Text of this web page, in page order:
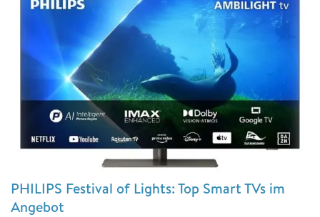
PHILIPS Festival of Lights: Top Smart TVs im
Angebot